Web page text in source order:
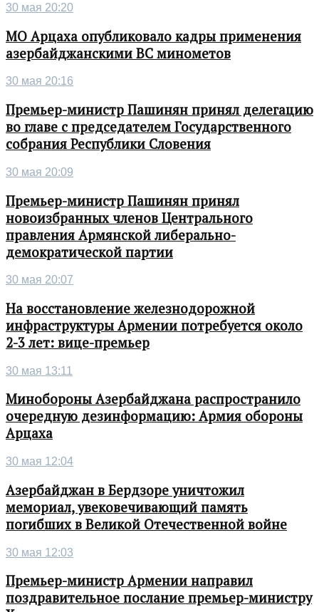
30 мая 20:20
МО Арцаха опубликовало кадры применения
азербайджанскими ВС минометов
30 мая 20:16
Премьер-министр Пашинян принял делегацию
во главе с председателем Государственного
собрания Республики Словения
30 мая 20:09
Премьер-министр Пашинян принял
новоизбранных членов Центрального
правления Армянской либерально-
демократической партии
30 мая 20:07
На восстановление железнодорожной
инфраструктуры Армении потребуется около
2-3 лет: вице-премьер
30 мая 13:11
Минобороны Азербайджана распространило
очередную дезинформацию: Армия обороны
Арцаха
30 мая 12:04
Азербайджан в Бердзоре уничтожил
мемориал, увековечивающий память
погибших в Великой Отечественной войне
30 мая 12:03
Премьер-министр Армении направил
поздравительное послание премьер-министру